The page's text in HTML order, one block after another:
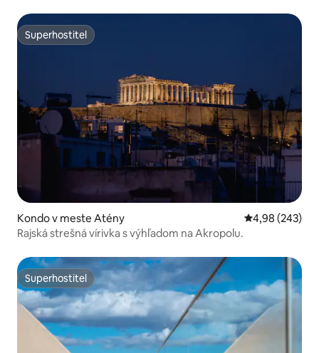
Superhostiteľ
Superhostiteľ
Kondo v meste Atény Priemerné
4,98 (243)
Rajská strešná vírivka s výhľadom na Akropolu.
Superhostiteľ
Superhostiteľ